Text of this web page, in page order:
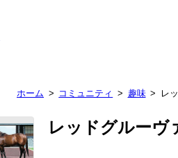
ホーム コミュニティ 趣味 レ
レッドグルーヴ